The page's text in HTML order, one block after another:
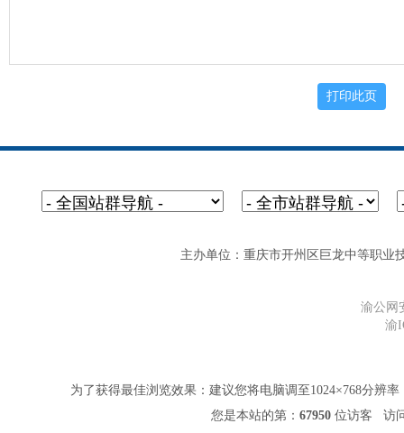
主办单位：重庆市开州区巨龙中等职业
渝公网
渝
为了获得最佳浏览效果：建议您将电脑调至1024×768分辨
您是本站的第： 67950 位访客 访